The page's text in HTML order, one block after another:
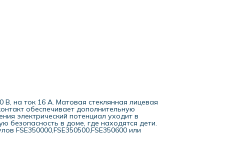
В, на ток 16 А. Матовая стеклянная лицевая
обеспечивает дополнительную
электрический потенциал уходит в
безопасность в доме, где находятся дети.
FSE350000,FSE350500,FSE350600 или